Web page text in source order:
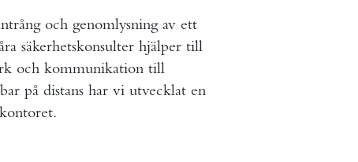
och genomlysning av ett
säkerhetskonsulter hjälper till
och kommunikation till
på distans har vi utvecklat en